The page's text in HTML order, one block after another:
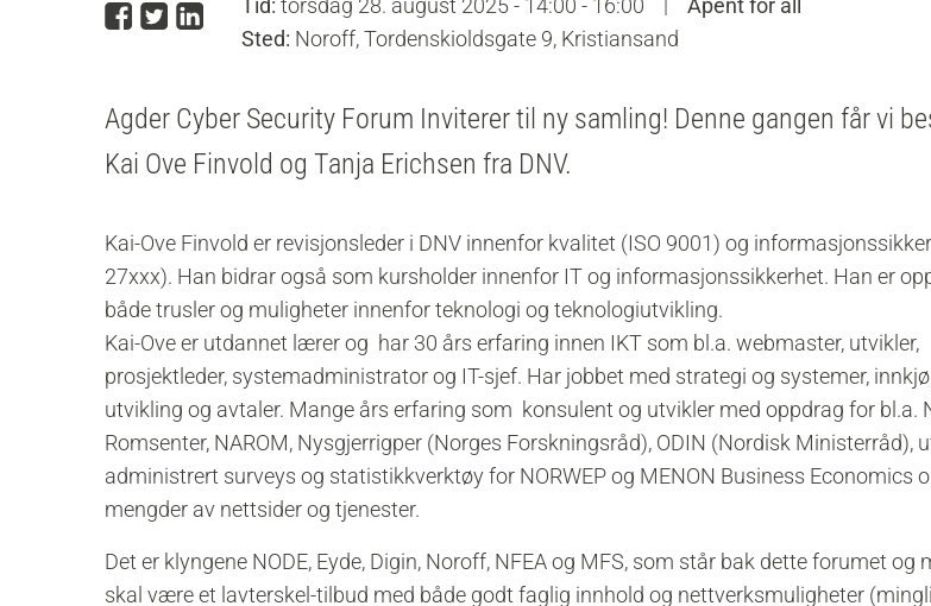
Del på Facebook
Del på Twitter
Del på LinkedIn
Tid: torsdag 28. august 2025 - 14:00 - 16:00 |
Åpent for all
Sted: Noroff, Tordenskioldsgate 9, Kristiansand
Agder Cyber Security Forum Inviterer til ny samling! Denne gangen får vi
Kai Ove Finvold og Tanja Erichsen fra DNV.
Kai-Ove Finvold er revisjonsleder i DNV innenfor kvalitet (ISO 9001) og
27xxx). Han bidrar også som kursholder innenfor IT og informasjonssikkerhet. Han er
både trusler og muligheter innenfor teknologi og teknologiutvikling.
Kai-Ove er utdannet lærer og har 30 års erfaring innen IKT som bl.a. webmaster, utvikler,
prosjektleder, systemadministrator og IT-sjef. Har jobbet med strategi og systemer,
utvikling og avtaler. Mange års erfaring som konsulent og utvikler med oppdrag for bl.a.
Romsenter, NAROM, Nysgjerrigper (Norges Forskningsråd), ODIN (Nordisk Ministerråd),
administrert surveys og statistikkverktøy for NORWEP og MENON Business Economics
mengder av nettsider og tjenester.
Det er klyngene NODE, Eyde, Digin, Noroff, NFEA og MFS, som står bak dette forumet og
skal være et lavterskel-tilbud med både godt faglig innhold og nettverksmuligheter